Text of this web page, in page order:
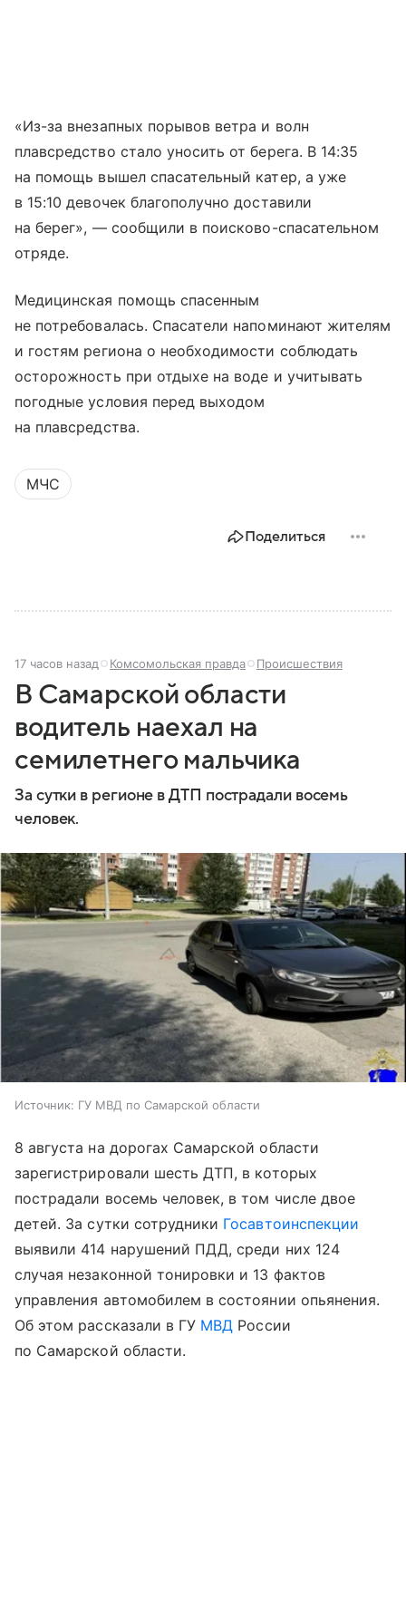
«Из-за внезапных порывов ветра и волн
плавсредство стало уносить от берега. В 14:35
на помощь вышел спасательный катер, а уже
в 15:10 девочек благополучно доставили
на берег», — сообщили в поисково-спасательном
отряде.
Медицинская помощь спасенным
не потребовалась. Спасатели напоминают жителям
и гостям региона о необходимости соблюдать
осторожность при отдыхе на воде и учитывать
погодные условия перед выходом
на плавсредства.
МЧС
Поделиться
17 часов назад Комсомольская правда Происшествия
В Самарской области
водитель наехал на
семилетнего мальчика
За сутки в регионе в ДТП пострадали восемь
человек.
Источник: ГУ МВД по Самарской области
8 августа на дорогах Самарской области
зарегистрировали шесть ДТП, в которых
пострадали восемь человек, в том числе двое
детей. За сутки сотрудники Госавтоинспекции
выявили 414 нарушений ПДД, среди них 124
случая незаконной тонировки и 13 фактов
управления автомобилем в состоянии опьянения.
Об этом рассказали в ГУ МВД России
по Самарской области.